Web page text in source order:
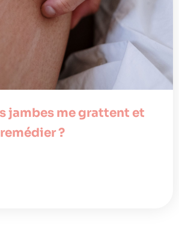
jambes me grattent et
?